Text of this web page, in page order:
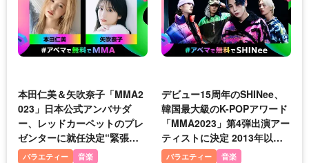
本田仁美＆矢吹奈子「MMA2
023」日本公式アンバサダ
ー、レッドカーペットのプレ
ゼンターに就任決定“緊張し
てしまいそう(笑)”
バラエティー 音楽
デビュー15周年のSHINee、
韓国最大級のK-POPアワード
「MMA2023」第4弾出演アー
ティストに決定 2013年以
来、10年ぶり
バラエティー 音楽